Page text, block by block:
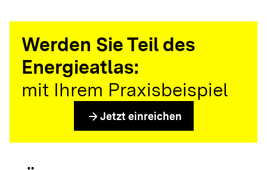
Werden Sie Teil des
Energieatlas:
mit Ihrem Praxisbeispiel
arrow_forward Jetzt einreichen